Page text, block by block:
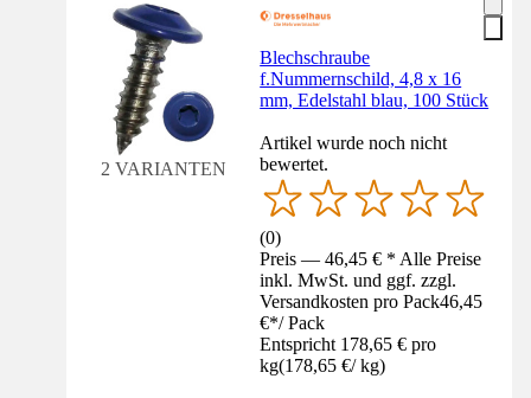
2 VARIANTEN
Blechschraube
f.Nummernschild, 4,8 x 16
mm, Edelstahl blau, 100 Stück
Artikel wurde noch nicht
bewertet.
(0)
Preis — 46,45 € * Alle Preise
inkl. MwSt. und ggf. zzgl.
Versandkosten pro Pack46,45
€*/ Pack
Entspricht 178,65 € pro
kg(178,65 €/ kg)